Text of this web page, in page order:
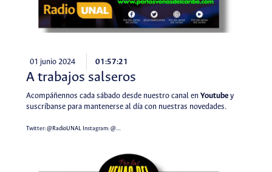
01 junio 2024 01:57:21
A trabajos salseros
Acompáñennos cada sábado desde nuestro canal en Youtubey
suscríbanse para mantenerse al día con nuestras novedades.
Twitter:@RadioUNALInstagram:@…